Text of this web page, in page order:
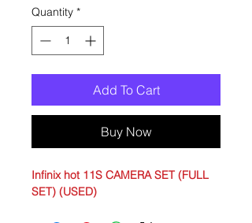
Quantity *
Add To Cart
Buy Now
Infinix hot 11S CAMERA SET (FULL
SET) (USED)